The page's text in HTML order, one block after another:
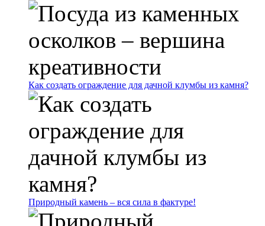
Как создать ограждение для дачной клумбы из камня?
Природный камень – вся сила в фактуре!